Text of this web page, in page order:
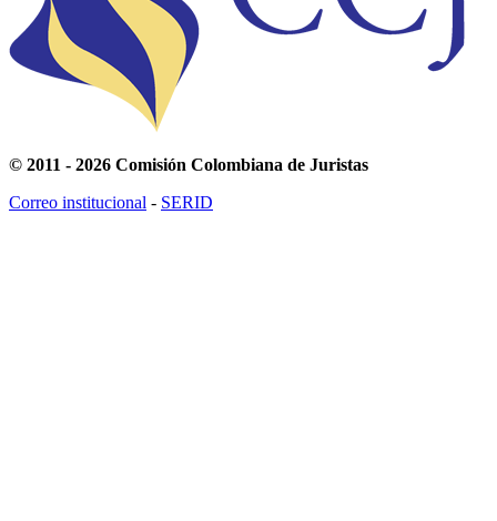
© 2011 - 2026 Comisión Colombiana de Juristas
Correo institucional - SERID